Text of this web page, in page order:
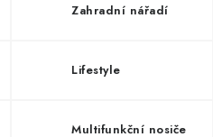
Zahradní nářadí
Lifestyle
Multifunkční nosiče